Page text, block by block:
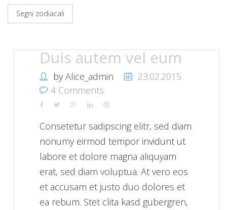
Segni zodiacali
Duis autem vel eum
by Alice_admin
23.02.2015
4 Comments
Consetetur sadipscing elitr, sed diam
nonumy eirmod tempor invidunt ut
labore et dolore magna aliquyam
erat, sed diam voluptua. At vero eos
et accusam et justo duo dolores et
ea rebum. Stet clita kasd gubergren,